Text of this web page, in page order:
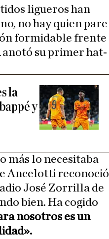
ligueros han
no hay quien pare
formidable frente
anotó su primer hat-
la
y
más lo necesitaba
Ancelotti reconoció
José Zorrilla de
bien. Ha cogido
nosotros es un